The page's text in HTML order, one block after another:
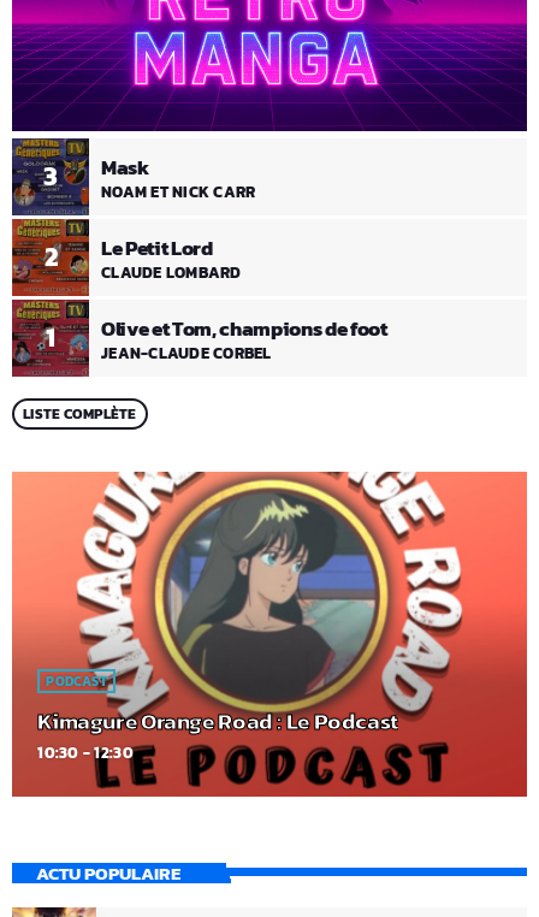
1 Olive et Tom, champions de foot
JEAN-CLAUDE CORBEL
2 Le Petit Lord
CLAUDE LOMBARD
3 Mask
NOAM ET NICK CARR
LISTE COMPLÈTE
PODCAST
Kimagure Orange Road : Le Podcast
10:30 - 12:30
ACTU POPULAIRE